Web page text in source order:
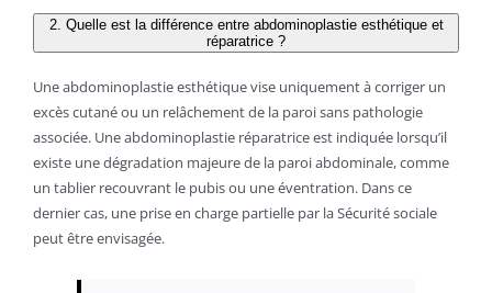
2. Quelle est la différence entre abdominoplastie esthétique et
réparatrice ?
Une abdominoplastie esthétique vise uniquement à corriger un
excès cutané ou un relâchement de la paroi sans pathologie
associée. Une abdominoplastie réparatrice est indiquée lorsqu’il
existe une dégradation majeure de la paroi abdominale, comme
un tablier recouvrant le pubis ou une éventration. Dans ce
dernier cas, une prise en charge partielle par la Sécurité sociale
peut être envisagée.